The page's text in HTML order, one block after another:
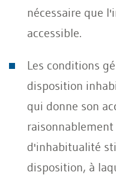
nécessaire que
accessible.
Les conditions
disposition
qui donne son
d'inhabitualité
disposition, à